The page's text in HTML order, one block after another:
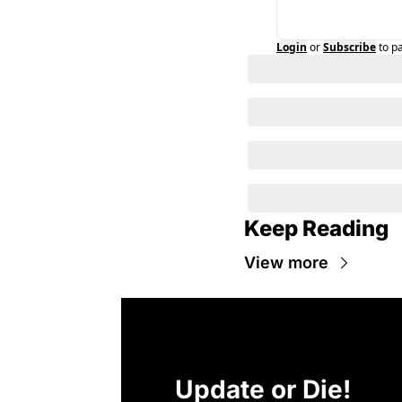
Login orSubscribeto
Keep Reading
View more
Update or Die!